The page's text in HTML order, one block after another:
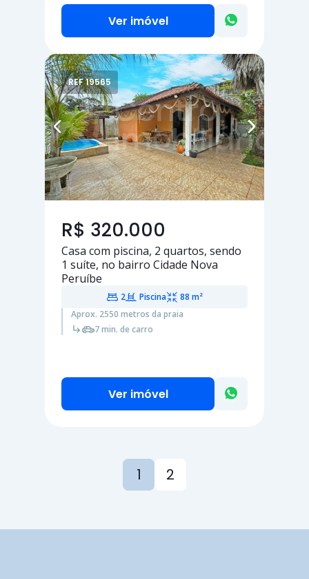
Ver imóvel
REF 19565
R$ 320.000
Casa com piscina, 2 quartos, sendo
1 suíte, no bairro Cidade Nova
Peruíbe
2 Piscina
88 m²
Aprox. 2550 metros da praia
7 min. de carro
Ver imóvel
1 2